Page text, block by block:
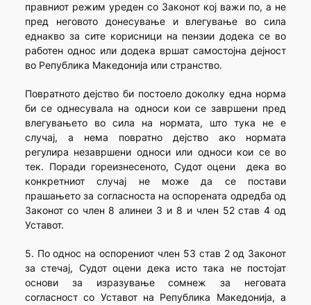
правниот режим уреден со Законот кој важи по, а не
пред неговото донесување и влегување во сила
еднакво за сите корисници на пензии додека се во
работен однос или додека вршат самостојна дејност
во Република Македонија или странство.
Повратното дејство би постоело доколку една норма
би се однесувала на односи кои се завршени пред
влегувањето во сила на нормата, што тука не е
случај, а нема повратно дејство ако нормата
регулира незавршени односи или односи кои се во
тек. Поради гореизнесеното, Судот оцени дека во
конкретниот случај не може да се постави
прашањето за согласноста на оспорената одредба од
Законот со член 8 алинеи 3 и 8 и член 52 став 4 од
Уставот.
5. По однос на оспорениот член 53 став 2 од Законот
за стечај, Судот оцени дека исто така не постојат
основи за изразување сомнеж за неговата
согласност со Уставот на Република Македонија, а